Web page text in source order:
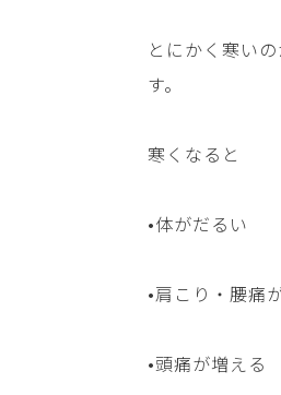
とにかく寒い
す。
寒くなると
•体がだるい
•肩こり・腰痛
•頭痛が増える